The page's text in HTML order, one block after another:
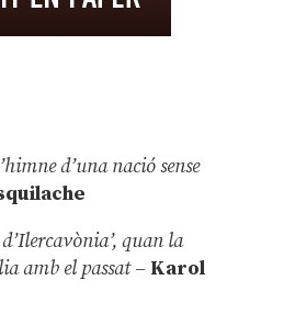
d’una nació sense
quan la
amb el passat– Karol